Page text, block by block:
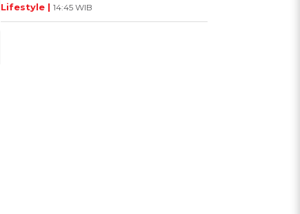
Lifestyle | 14:45 WIB